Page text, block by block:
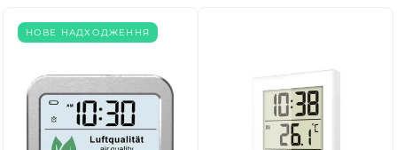
НОВЕ НАДХОДЖЕННЯ